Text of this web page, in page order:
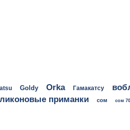
Goldy Orka Гамакатсу
приманки сом сом